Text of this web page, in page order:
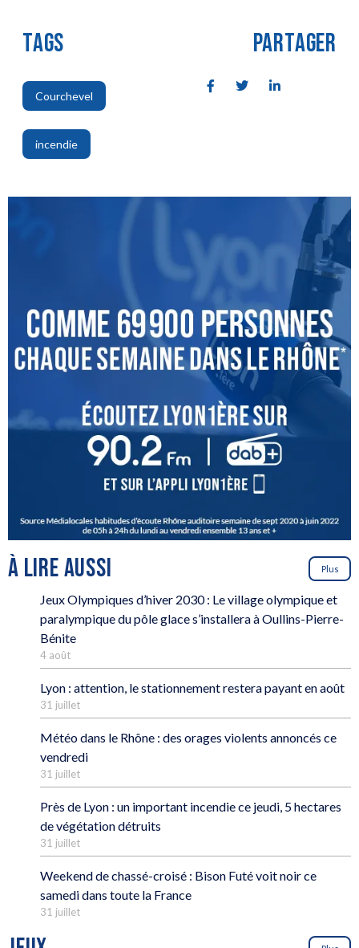
TAGS
Courchevel
,
incendie
PARTAGER
À LIRE AUSSI Plus
Jeux Olympiques d’hiver 2030 : Le village olympique et
paralympique du pôle glace s’installera à Oullins-Pierre-
Bénite
4 août
Lyon : attention, le stationnement restera payant en août
31 juillet
Météo dans le Rhône : des orages violents annoncés ce
vendredi
31 juillet
Près de Lyon : un important incendie ce jeudi, 5 hectares
de végétation détruits
31 juillet
Weekend de chassé-croisé : Bison Futé voit noir ce
samedi dans toute la France
31 juillet